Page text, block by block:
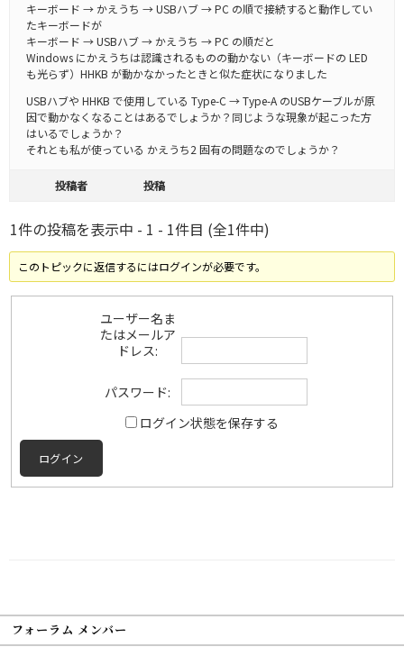
キーボード → かえうち → USBハブ → PC の順で接続すると動作してい
たキーボードが
キーボード → USBハブ → かえうち → PC の順だと
Windows にかえうちは認識されるものの動かない（キーボードの LED
も光らず）HHKB が動かなかったときと似た症状になりました
USBハブや HHKB で使用している Type-C → Type-A のUSBケーブルが原
因で動かなくなることはあるでしょうか？同じような現象が起こった方
はいるでしょうか？
それとも私が使っている かえうち2 固有の問題なのでしょうか？
投稿者 投稿
1件の投稿を表示中 - 1 - 1件目 (全1件中)
このトピックに返信するにはログインが必要です。
ユーザー名ま
たはメールア
ドレス:
パスワード:
ログイン状態を保存する
ログイン
フォーラム メンバー